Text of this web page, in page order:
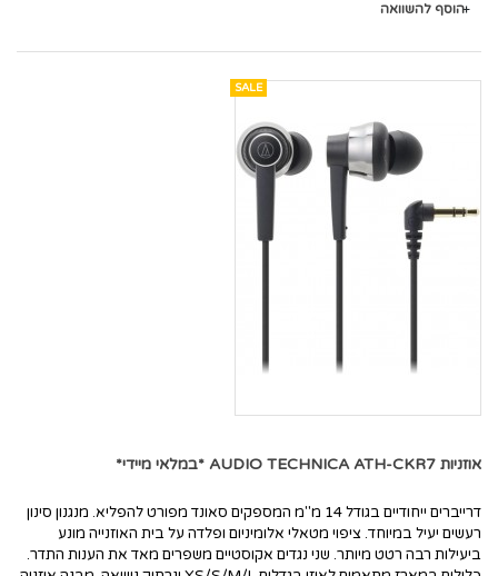
הוסף להשוואה
SALE
אוזניות AUDIO TECHNICA ATH-CKR7 *במלאי מיידי*
דרייברים ייחודיים בגודל 14 מ"מ המספקים סאונד מפורט להפליא. מנגנון סינון
רעשים יעיל במיוחד. ציפוי מטאלי אלומיניום ופלדה על בית האוזנייה מונע
ביעילות רבה רטט מיותר. שני נגדים אקוסטיים משפרים מאד את הענות התדר.